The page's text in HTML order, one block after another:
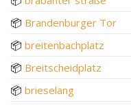
📦 Brandenburger Tor
📦 breitenbachplatz
📦 Breitscheidplatz
📦 brieselang